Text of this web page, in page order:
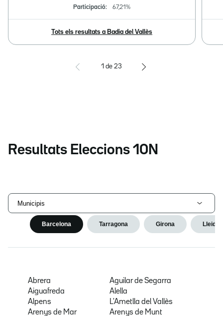
Participació: 67,21%
Tots els resultats a Badia del Vallès
1 de 23
Resultats Eleccions 10N
Municipis
Barcelona Tarragona Girona Lleida
Abrera
Aguilar de Segarra
Aiguafreda
Alella
Alpens
L'Ametlla del Vallès
Arenys de Mar
Arenys de Munt